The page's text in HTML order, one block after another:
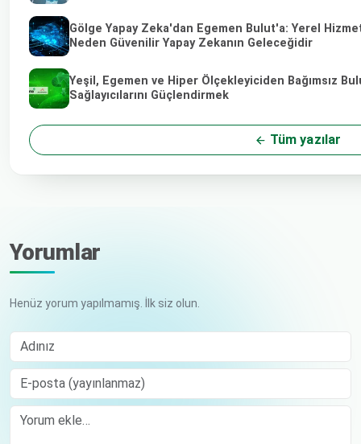
Gölge Yapay Zeka'dan Egemen Bulut'a: Yerel
Neden Güvenilir Yapay Zekanın Geleceğidir
Yeşil, Egemen ve Hiper Ölçekleyiciden Bağımsız
Sağlayıcılarını Güçlendirmek
Tüm yazılar
Yorumlar
Henüz yorum yapılmamış. İlk siz olun.
Adınız
E-posta (yayınlanmaz)
Comment